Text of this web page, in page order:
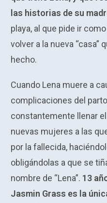
las historias de su
playa, al que pide ir
volver a la nueva “casa”
hecho.
Cuando Lena muere a
complicaciones del
constantemente llenar
nuevas mujeres a las
por la fallecida,
obligándolas a que se
nombre de “Lena”. 13
Jasmin Grass es la